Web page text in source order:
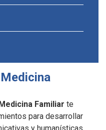
Familiar te
para desarrollar